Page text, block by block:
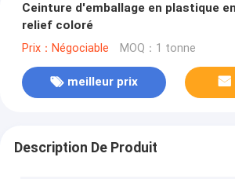
Ceinture d'emballage en plastique
relief coloré
Prix：Négociable MOQ：1 tonne
meilleur prix
Description De Produit